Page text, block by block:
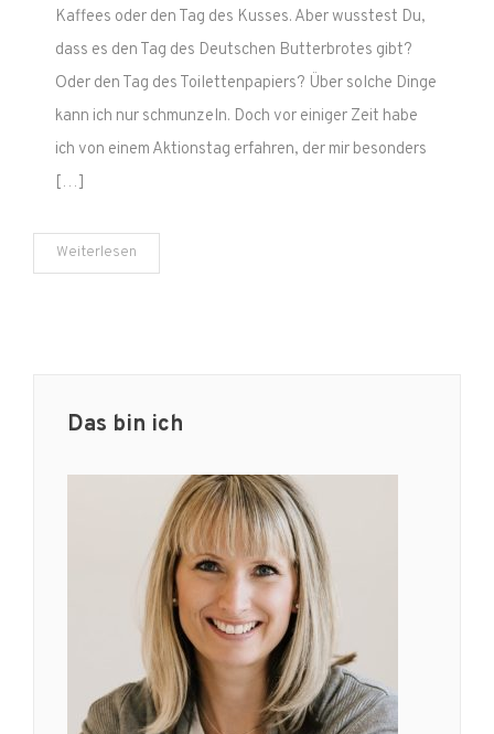
Tag!
10.10.
ist
Tag
des
Kaffees oder den Tag des Kusses. Aber wusstest Du,
dass es den Tag des Deutschen Butterbrotes gibt?
Oder den Tag des Toilettenpapiers? Über solche Dinge
kann ich nur schmunzeln. Doch vor einiger Zeit habe
ich von einem Aktionstag erfahren, der mir besonders
[…]
Weiterlesen
Das bin ich